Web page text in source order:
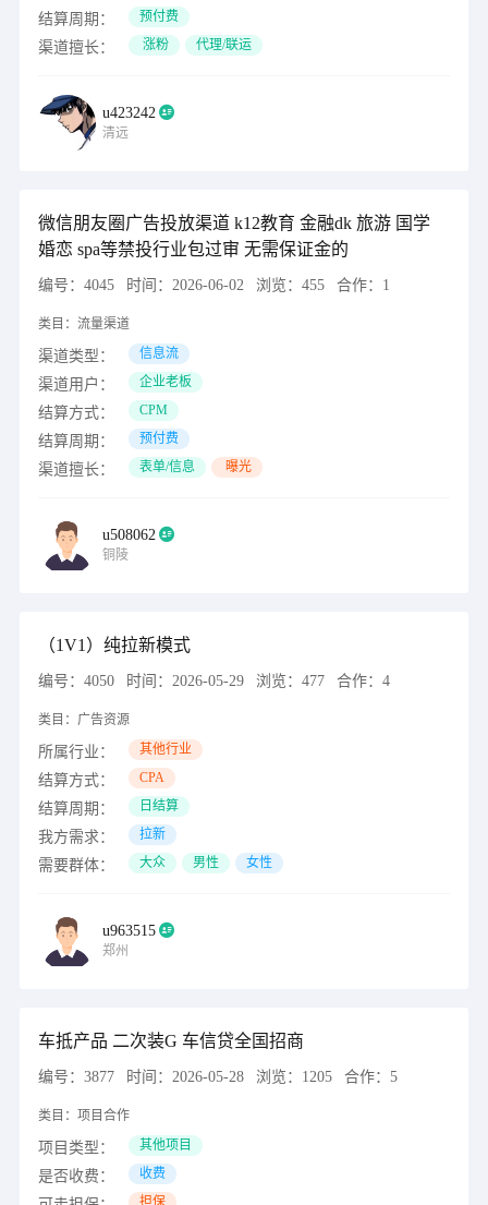
结算周期： 预付费
渠道擅长： 涨粉 代理/联运
u423242
清远
微信朋友圈广告投放渠道 k12教育 金融dk 旅游 国学
婚恋 spa等禁投行业包过审 无需保证金的
编号： 4045 时间： 2026-06-02 浏览： 455 合作： 1
类目： 流量渠道
渠道类型： 信息流
渠道用户： 企业老板
结算方式： CPM
结算周期： 预付费
渠道擅长： 表单/信息 曝光
u508062
铜陵
（1V1）纯拉新模式
编号： 4050 时间： 2026-05-29 浏览： 477 合作： 4
类目： 广告资源
所属行业： 其他行业
结算方式： CPA
结算周期： 日结算
我方需求： 拉新
需要群体： 大众 男性 女性
u963515
郑州
车抵产品 二次装G 车信贷全国招商
编号： 3877 时间： 2026-05-28 浏览： 1205 合作： 5
类目： 项目合作
项目类型： 其他项目
是否收费： 收费
担保